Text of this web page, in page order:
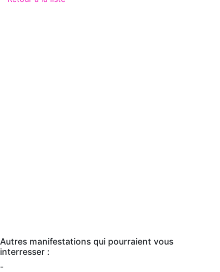
Autres manifestations qui pourraient vous
interresser :
-